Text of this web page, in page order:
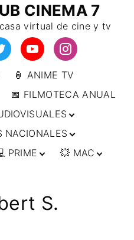
CINEMA 7
virtual de cine y tv
🏮 ANIME TV
📅 FILMOTECA ANUAL
CRIMEN /
NACIONALES
🇧🇷 BRASIL
🇨🇱 CHILE
🇮🇳 INDIA
🇯🇵 JAPÓN
🇩🇪 ALEMANIA
PRIME
IMPRESCINDIBLES
💥 MAC
S.